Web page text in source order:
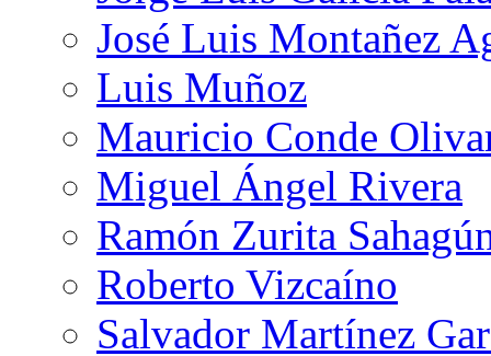
José Luis Montañez
Luis Muñoz
Mauricio Conde
Miguel Ángel Rivera
Ramón Zurita
Roberto Vizcaíno
Salvador Martínez